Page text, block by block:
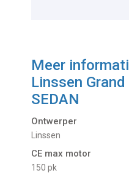
Meer
Linssen
SEDAN
Ontwerper
Linssen
CE max motor
150 pk